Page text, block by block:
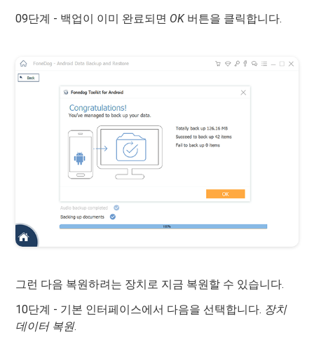
09단계 - 백업이 이미 완료되면 OK버튼을 클릭합니다.
그런 다음 복원하려는 장치로 지금 복원할 수 있습니다.
10단계 - 기본 인터페이스에서 다음을 선택합니다. 장치
데이터 복원.